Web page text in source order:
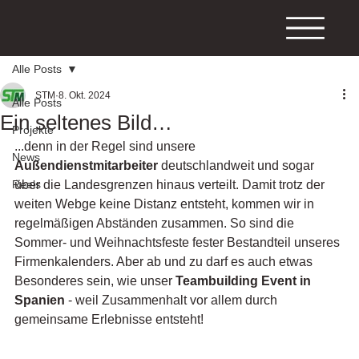
Alle Posts
Projekte
News
Reels
Alle Posts
Ein seltenes Bild…
STM 8. Okt. 2024
...denn in der Regel sind unsere
Außendienstmitarbeiter deutschlandweit und sogar
über die Landesgrenzen hinaus verteilt. Damit trotz der
weiten Webge keine Distanz entsteht, kommen wir in
regelmäßigen Abständen zusammen. So sind die
Sommer- und Weihnachtsfeste fester Bestandteil unseres
Firmenkalenders. Aber ab und zu darf es auch etwas
Besonderes sein, wie unser Teambuilding Event in
Spanien - weil Zusammenhalt vor allem durch
gemeinsame Erlebnisse entsteht!